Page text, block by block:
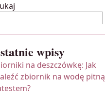
wpisy
na deszczówkę: Jak
zbiornik na wodę pitną